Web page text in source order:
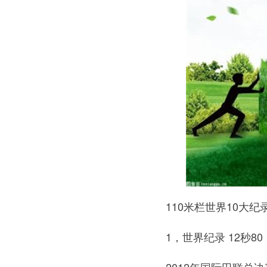
110米栏世界10大纪
1，世界纪录 12秒80